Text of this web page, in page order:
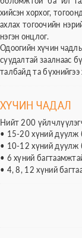
хийсэн хорхог,
ахлах тогоочийн
нэгэн онцлог.
Одоогийн хүчин
суудалтай заалнаас
талбайд та
ХҮЧИН ЧАДАЛ
Нийт 200
• 15-20 хүний дуулж
• 10-12 хүний дуулж
• 6 хүний
• 4, 8, 12 хүний